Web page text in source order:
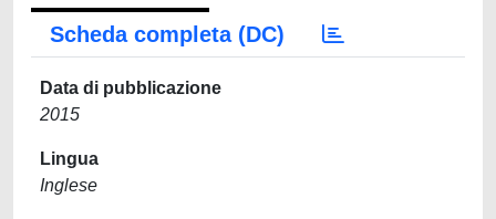
Scheda completa (DC)
Data di pubblicazione
2015
Lingua
Inglese